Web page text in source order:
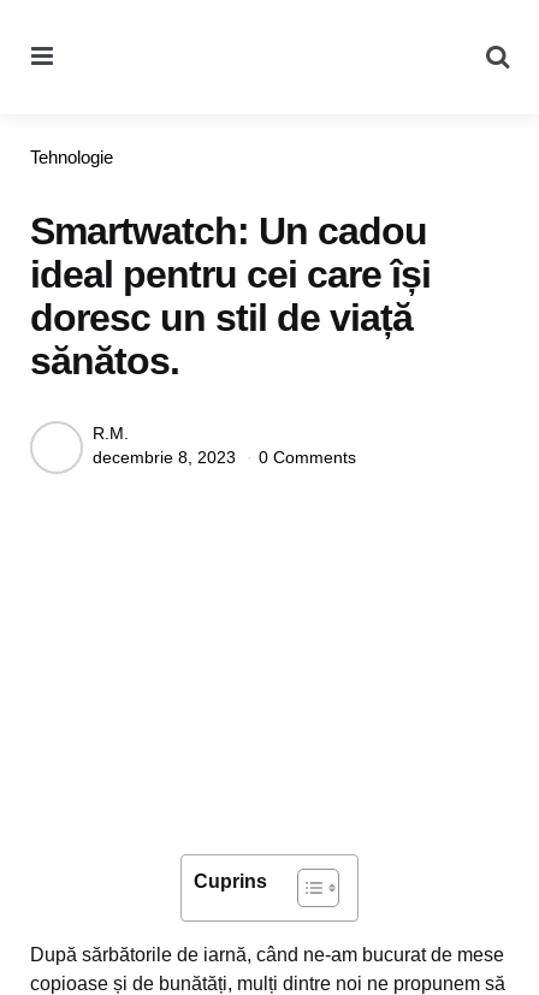
Categories
Tehnologie
Smartwatch: Un cadou
ideal pentru cei care își
doresc un stil de viață
sănătos.
Posted
by
R.M.
decembrie 8, 2023
0 Comments
Cuprins
După sărbătorile de iarnă, când ne-am bucurat de mese
copioase și de bunătăți, mulți dintre noi ne propunem să